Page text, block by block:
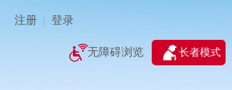
注册 登录
无障碍浏览 长者模式